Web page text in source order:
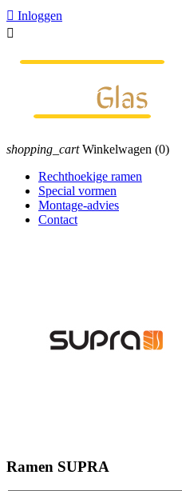
 Inloggen

shopping_cart Winkelwagen (0)
Rechthoekige ramen
Special vormen
Montage-advies
Contact
Ramen SUPRA